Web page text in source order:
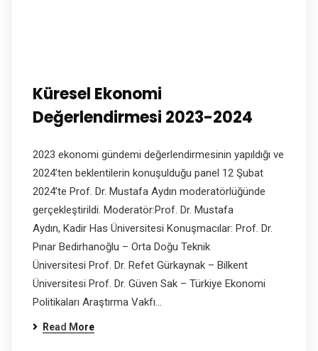
Küresel Ekonomi
Değerlendirmesi 2023-2024
2023 ekonomi gündemi değerlendirmesinin yapıldığı ve
2024’ten beklentilerin konuşulduğu panel 12 Şubat
2024’te Prof. Dr. Mustafa Aydın moderatörlüğünde
gerçekleştirildi. Moderatör:Prof. Dr. Mustafa
Aydın, Kadir Has Üniversitesi Konuşmacılar: Prof. Dr.
Pınar Bedirhanoğlu – Orta Doğu Teknik
Üniversitesi Prof. Dr. Refet Gürkaynak – Bilkent
Üniversitesi Prof. Dr. Güven Sak – Türkiye Ekonomi
Politikaları Araştırma Vakfı…
Read More